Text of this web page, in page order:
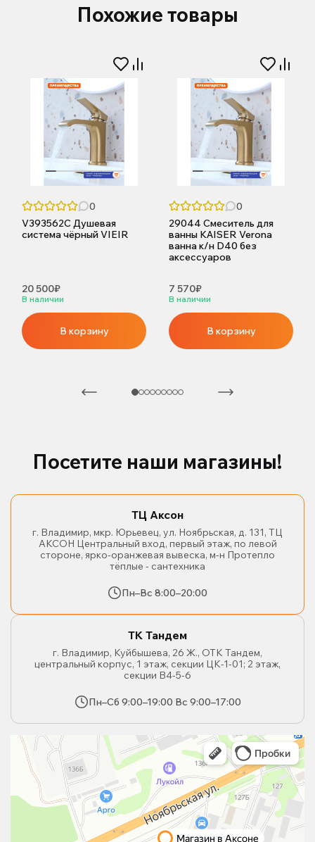
Похожие товары
0
V393562C Душевая
система чёрный VIEIR
20 500₽
В наличии
В корзину
0
29044 Смеситель для
ванны KAISER Verona
ванна к/н D40 без
аксессуаров
7 570₽
В наличии
В корзину
Посетите наши магазины!
ТЦ Аксон
г. Владимир, мкр. Юрьевец, ул. Ноябрьская, д. 131, ТЦ
АКСОН Центральный вход, первый этаж, по левой
стороне, ярко-оранжевая вывеска, м-н Протепло
тёплые - сантехника
Пн–Вс 8:00–20:00
ТК Тандем
г. Владимир, Куйбышева, 26 Ж., ОТК Тандем,
центральный корпус, 1 этаж, секции ЦК-1-01; 2 этаж,
секции В4-5-6
Пн–Сб 9:00–19:00 Вс 9:00–17:00